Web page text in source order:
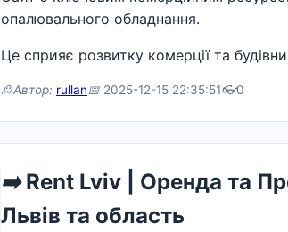
опалювального обладнання.
Це сприяє розвитку комерції та
🙎Автор: rullan📅 2025-12-15 22:35:51👓0
➡️Rent Lviv | Оренда та
Львів та область